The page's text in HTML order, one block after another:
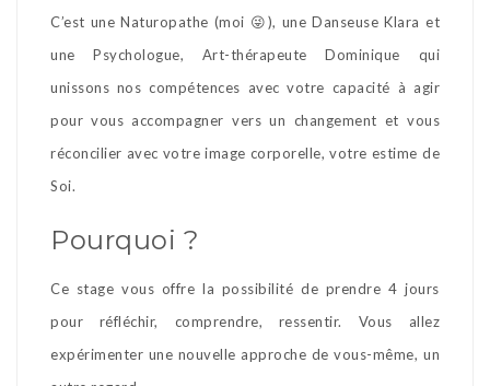
C’est une Naturopathe (moi 😜), une Danseuse Klara et
une Psychologue, Art-thérapeute Dominique qui
unissons nos compétences avec votre capacité à agir
pour vous accompagner vers un changement et vous
réconcilier avec votre image corporelle, votre estime de
Soi.
Pourquoi ?
Ce stage vous offre la possibilité de prendre 4 jours
pour réfléchir, comprendre, ressentir. Vous allez
expérimenter une nouvelle approche de vous-même, un